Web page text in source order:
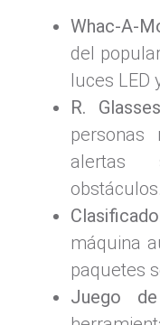
Whac-A-
del
luces LED
R.
personas
alertas
obstáculos.
máquina
paquetes
Juego